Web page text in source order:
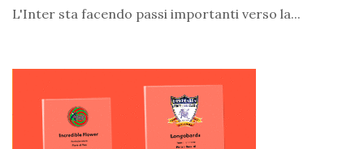
L'Inter sta facendo passi importanti verso la...